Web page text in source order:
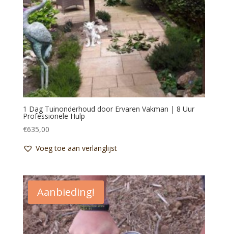
1 Dag Tuinonderhoud door Ervaren Vakman | 8 Uur
Professionele Hulp
€635,00
Voeg toe aan verlanglijst
Aanbieding!